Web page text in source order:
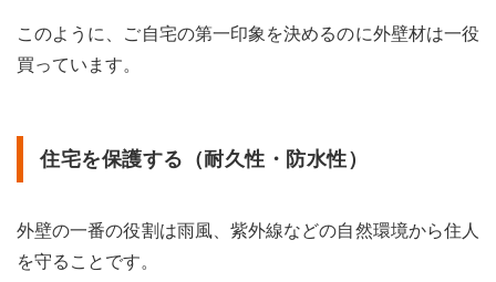
1.3
室内
（断
性）
このように、ご自宅の第一印象を決めるのに外壁材は一役
買っています。
住宅を保護する（耐久性・防水性）
外壁の一番の役割は雨風、紫外線などの自然環境から住人
を守ることです。